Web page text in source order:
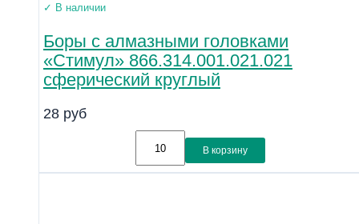
✓ В наличии
Боры с алмазными головками
«Стимул» 866.314.001.021.021
сферический круглый
28 руб
В корзину